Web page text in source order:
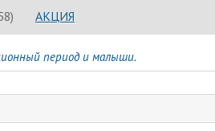
АКЦИЯ
период и малыши.